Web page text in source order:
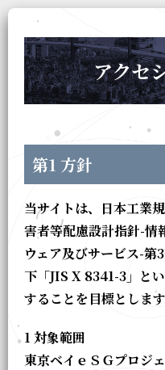
アクセ
第1 方針
当サイトは、日本工業
害者等配慮設計指針-情
ウェア及びサービス-第
下「JIS X 8341-3」と
することを目標とします
1 対象範囲
東京ベイｅＳＧプロジ